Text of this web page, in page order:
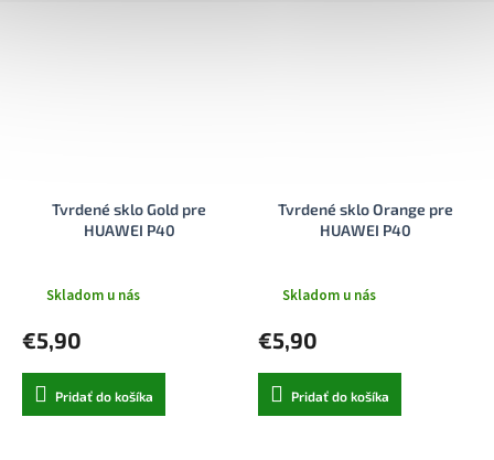
Tvrdené sklo Gold pre
HUAWEI P40
Skladom u nás
€5,90
Pridať do košíka
Tvrdené sklo Orange pre
HUAWEI P40
Skladom u nás
€5,90
Pridať do košíka